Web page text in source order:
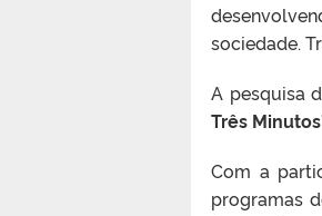
sociedade.
A pesquisa
Três
Com a
programas